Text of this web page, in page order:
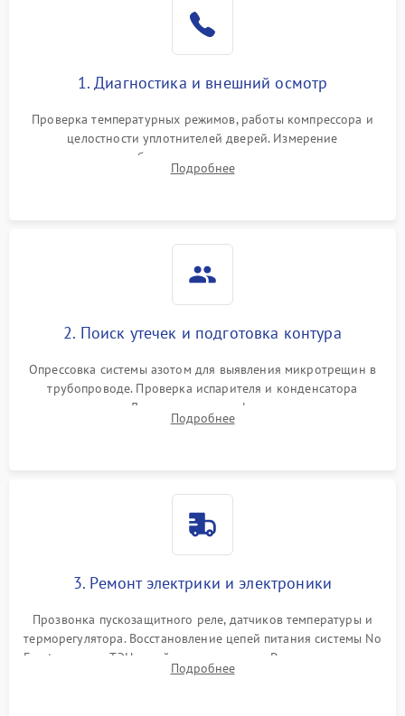
работе
2000 ₽ Подробнее →
1000 ₽
1800 ₽
1. Диагностика и внешний осмотр
Проверка температурных режимов, работы компрессора и
целостности уплотнителей дверей. Измерение
сопротивления обмоток мотора, проверка термостата и
считывание кодов ошибок с электронного дисплея.
Подробнее
2. Поиск утечек и подготовка контура
Опрессовка системы азотом для выявления микротрещин в
трубопроводе. Проверка испарителя и конденсатора
течеискателем. Демонтаж старого фильтра-осушителя и
продувка капиллярной трубки для устранения засоров.
Подробнее
3. Ремонт электрики и электроники
Прозвонка пускозащитного реле, датчиков температуры и
терморегулятора. Восстановление цепей питания системы No
Frost, включая ТЭН оттайки и вентилятор. Ремонт или замена
платы управления при сбоях алгоритмов.
Подробнее